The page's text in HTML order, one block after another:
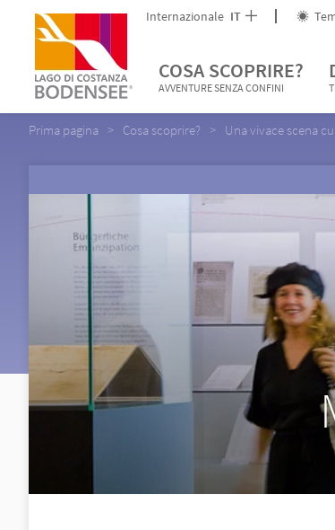
Internazionale IT
COSA SCOPRIRE?
AVVENTURE SENZA CONFINI
Prima pagina Cosa scoprire? Una vivace scena